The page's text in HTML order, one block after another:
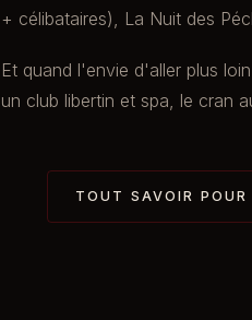
+ célibataires), La Nuit des
Et quand l'envie d'aller plus
un club libertin et spa, le cran
TOUT SAVOIR POUR